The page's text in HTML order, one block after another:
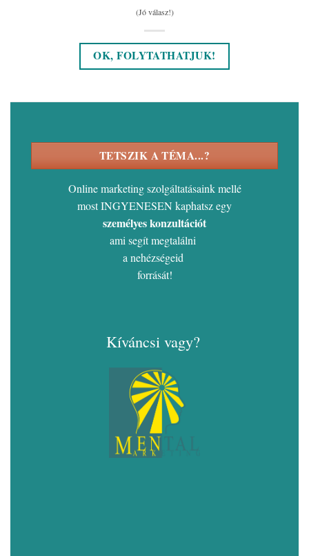
(Jó válasz!)
OK, FOLYTATHATJUK!
TETSZIK A TÉMA...?
Online marketing szolgáltatásaink mellé
most INGYENESEN kaphatsz egy
személyes konzultációt
ami segít megtalálni
a nehézségeid
forrását!
Kíváncsi vagy?